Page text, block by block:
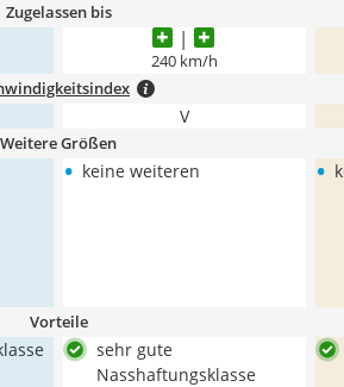
Zugelassen bis
240 km/h
V
Weitere Größen
• keine weiteren •
Vorteile
sehr gute
Nasshaftungsklasse